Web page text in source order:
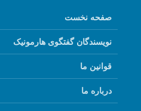
صفحه نخست
نویسندگان گفتگوی هارمونیک
قوانین ما
درباره ما